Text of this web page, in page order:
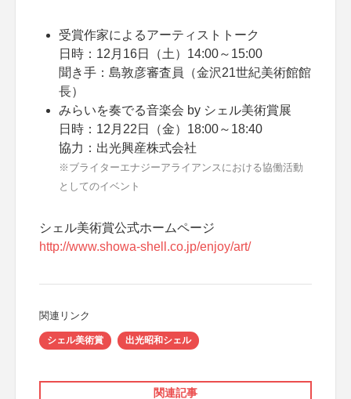
受賞作家によるアーティストトーク
日時：12月16日（土）14:00～15:00
聞き手：島敦彦審査員（金沢21世紀美術館館
長）
みらいを奏でる音楽会 by シェル美術賞展
日時：12月22日（金）18:00～18:40
協力：出光興産株式会社
※ブライターエナジーアライアンスにおける協働活動
としてのイベント
シェル美術賞公式ホームページ
http://www.showa-shell.co.jp/enjoy/art/
関連リンク
シェル美術賞 出光昭和シェル
関連記事